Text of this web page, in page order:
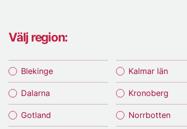
Välj region:
Blekinge
Dalarna
Gotland
Kalmar län
Kronoberg
Norrbotten